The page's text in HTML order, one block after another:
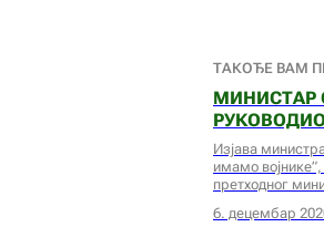
ТАКОЂЕ ВАМ
МИНИСТАР
Изјава
имамо војнике”,
претходног
6. децембар